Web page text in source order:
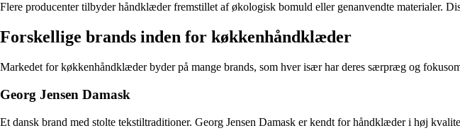
Flere producenter tilbyder håndklæder fremstillet af økologisk bomuld eller genanvendte materialer.
Forskellige brands inden for køkkenhåndklæder
Markedet for køkkenhåndklæder byder på mange brands, som hver især har deres særpræg og
Georg Jensen Damask
Et dansk brand med stolte tekstiltraditioner. Georg Jensen Damask er kendt for håndklæder i høj